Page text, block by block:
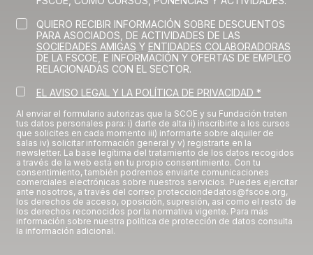
QUIERO RECIBIR INFORMACIÓN SOBRE DESCUENTOS
PARA ASOCIADOS, DE ACTIVIDADES DE LAS
SOCIEDADES AMIGAS Y ENTIDADES COLABORADORAS
DE LA FSCOE, E INFORMACIÓN Y OFERTAS DE EMPLEO
RELACIONADAS CON EL SECTOR.
EL AVISO LEGAL Y LA POLÍTICA DE PRIVACIDAD *
Al enviar el formulario autorizas que la SCOE y su Fundación traten
tus datos personales para: i) darte de alta ii) inscribirte a los cursos
que solicites en cada momento iii) informarte sobre alquiler de
salas iv) solicitar información general y v) registrarte en la
newsletter. La base legítima del tratamiento de los datos recogidos
a través de la web está en tu propio consentimiento. Con tu
consentimiento, también podremos enviarte comunicaciones
comerciales electrónicas sobre nuestros servicios. Puedes ejercitar
ante nosotros, a través del correo protecciondedatos@fscoe.org,
los derechos de acceso, oposición, supresión, así como el resto de
los derechos reconocidos por la normativa vigente. Para más
información sobre nuestra política de protección de datos consulta
la información adicional.